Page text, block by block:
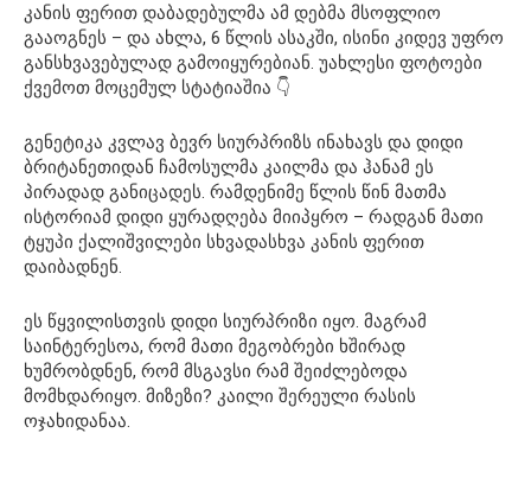
კანის ფერით დაბადებულმა ამ დებმა მსოფლიო
გააოგნეს – და ახლა, 6 წლის ასაკში, ისინი კიდევ უფრო
განსხვავებულად გამოიყურებიან. უახლესი ფოტოები
ქვემოთ მოცემულ სტატიაშია 👇
გენეტიკა კვლავ ბევრ სიურპრიზს ინახავს და დიდი
ბრიტანეთიდან ჩამოსულმა კაილმა და ჰანამ ეს
პირადად განიცადეს. რამდენიმე წლის წინ მათმა
ისტორიამ დიდი ყურადღება მიიპყრო – რადგან მათი
ტყუპი ქალიშვილები სხვადასხვა კანის ფერით
დაიბადნენ.
ეს წყვილისთვის დიდი სიურპრიზი იყო. მაგრამ
საინტერესოა, რომ მათი მეგობრები ხშირად
ხუმრობდნენ, რომ მსგავსი რამ შეიძლებოდა
მომხდარიყო. მიზეზი? კაილი შერეული რასის
ოჯახიდანაა.